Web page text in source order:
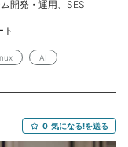
験は尚可） ・E2Eテ
所】：都内 ※基本リ
精算】：140-180h
の改修PHP案件 【業
改修をお願いできる
のlaravelであり、
員を探しているイメ
もお願いすることにな
討等の上流もお願い
開発・運用、SES
ト
AI
0 気になる!を送る